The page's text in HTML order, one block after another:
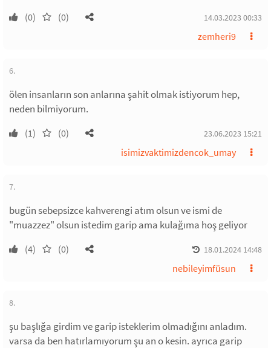
(0) (0) 14.03.2023 00:33
zemheri9
6.
ölen insanların son anlarına şahit olmak istiyorum hep,
neden bilmiyorum.
(1) (0) 23.06.2023 15:21
isimizvaktimizdencok_umay
7.
bugün sebepsizce kahverengi atım olsun ve ismi de
"muazzez" olsun istedim garip ama kulağıma hoş geliyor
(4) (0) 18.01.2024 14:48
nebileyimfüsun
8.
şu başlığa girdim ve garip isteklerim olmadığını anladım.
varsa da ben hatırlamıyorum şu an o kesin. ayrıca garip